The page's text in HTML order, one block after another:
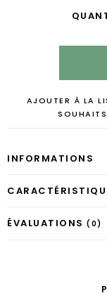
AJOUTER À LA
SOUHAITS
INFORMATIONS
ÉVALUATIONS (0)